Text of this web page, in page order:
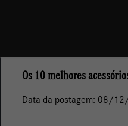
Os 10 melhores
Data da postagem: 08/